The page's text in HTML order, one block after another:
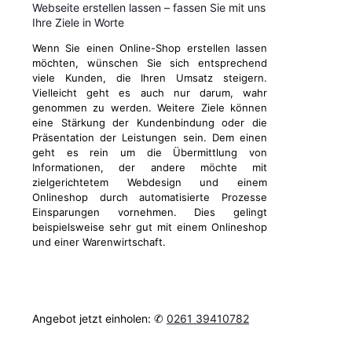
Webseite erstellen lassen – fassen Sie mit uns
Ihre Ziele in Worte
Wenn Sie einen Online-Shop erstellen lassen
möchten, wünschen Sie sich entsprechend
viele Kunden, die Ihren Umsatz steigern.
Vielleicht geht es auch nur darum, wahr
genommen zu werden. Weitere Ziele können
eine Stärkung der Kundenbindung oder die
Präsentation der Leistungen sein. Dem einen
geht es rein um die Übermittlung von
Informationen, der andere möchte mit
zielgerichtetem Webdesign und einem
Onlineshop durch automatisierte Prozesse
Einsparungen vornehmen. Dies gelingt
beispielsweise sehr gut mit einem Onlineshop
und einer Warenwirtschaft.
Angebot jetzt einholen: ✆ 0261 39410782